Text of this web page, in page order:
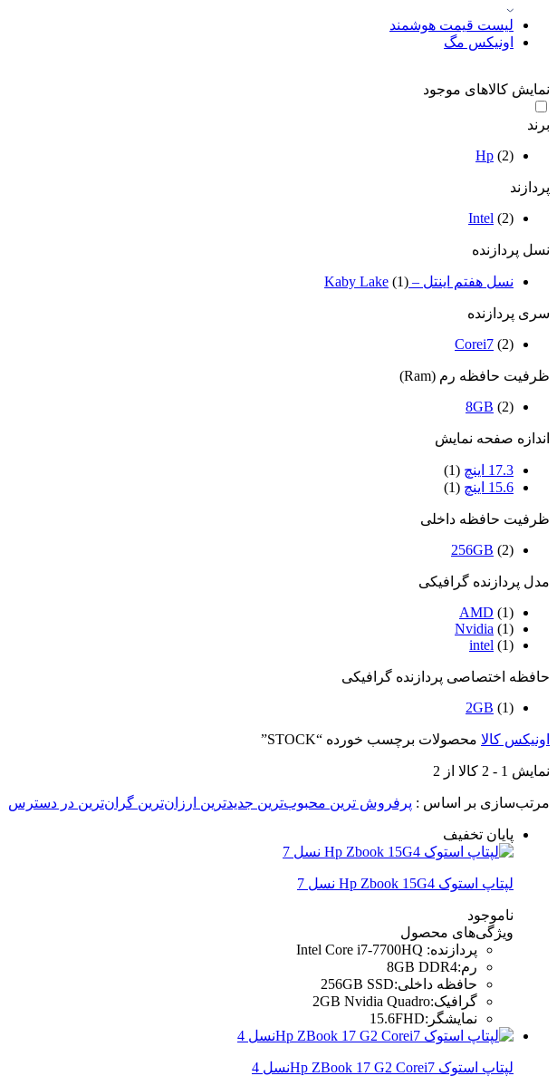
لیست قیمت هوشمند
اونیکس مگ
نمایش کالاهای موجود
برند
Hp (2)
پردازند
Intel (2)
نسل پردازنده
نسل هفتم اینتل – Kaby Lake (1)
سری پردازنده
Corei7 (2)
ظرفیت حافظه رم (Ram)
8GB (2)
اندازه صفحه نمایش
17.3 اینچ
(1)
15.6 اینچ
(1)
ظرفیت حافظه داخلی
256GB (2)
مدل پردازنده گرافیکی
AMD (1)
Nvidia (1)
intel (1)
حافظه اختصاصی پردازنده گرافیکی
2GB (1)
اونیکس کالا محصولات برچسب خورده “STOCK”
نمایش 1
-
2 کالا از 2
مرتب‌سازی بر اساس : پرفروش ترین محبوب‌ترین جدیدترین ارزان‌ترین گران‌ترین در دسترس
پایان تخفیف
لپتاپ استوک Hp Zbook 15G4 نسل 7
ناموجود
ویژگی‌های محصول
پردازنده:
رم:
8GB DDR4
حافظه داخلی:
256GB SSD
گرافیک:
2GB Nvidia Quadro
نمایشگر :
15.6FHD
لپتاپ استوک Hp ZBook 17 G2 Corei7نسل 4